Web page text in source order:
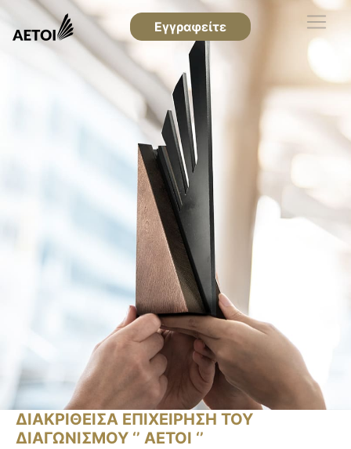
Εγγραφείτε
ΔΙΑΚΡΙΘΕΙΣΑ ΕΠΙΧΕΙΡΗΣΗ ΤΟΥ
ΔΙΑΓΩΝΙΣΜΟΥ ‘’ ΑΕΤΟΙ ‘’